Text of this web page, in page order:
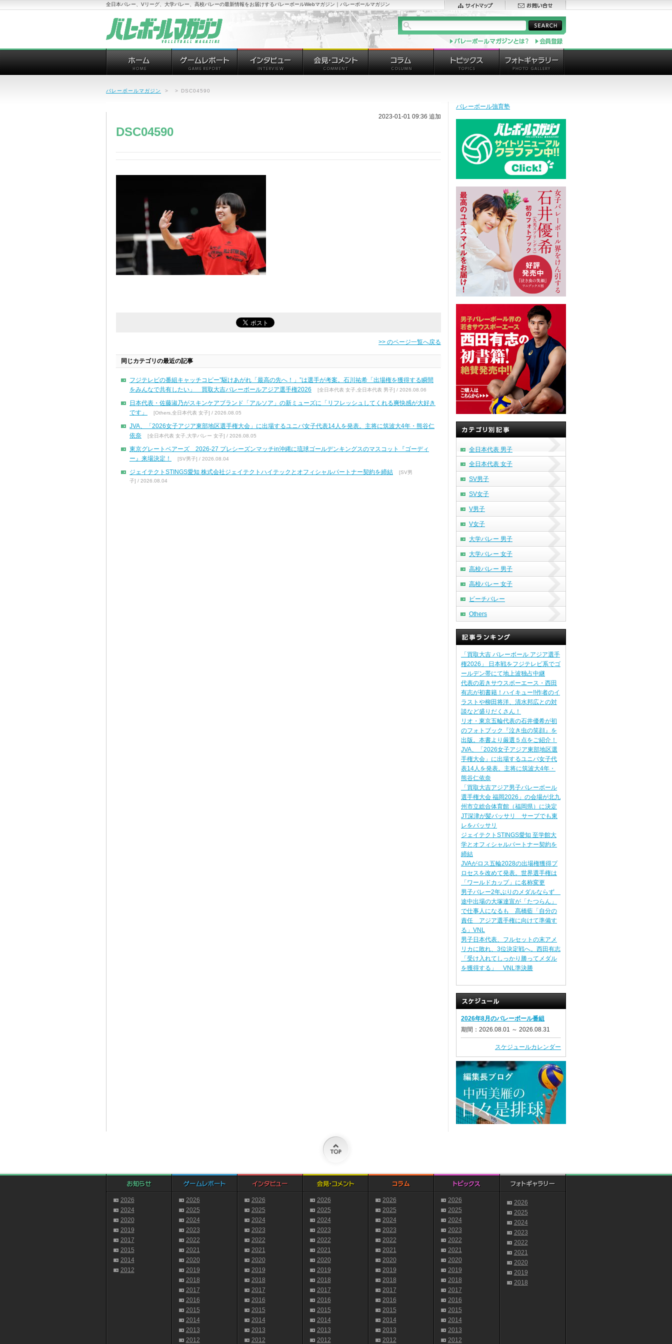
全日本バレー、Vリーグ、大学バレー、高校バレーの最新情報をお届けするバレーボールWebマガジン｜バレーボールマガジン
バレーボールマガジン > > DSC04590
2023-01-01 09:36 追加
DSC04590
>> のページ一覧へ戻る
同じカテゴリの最近の記事
フジテレビの番組キャッチコピー”駆けあがれ「最高の先へ！」”は選手が考案。石川祐希「出場権を獲得する瞬間
をみんなで共有したい」 買取大吉バレーボールアジア選手権2026
[全日本代表 女子,全日本代表 男子] / 2026.08.06
日本代表・佐藤淑乃がスキンケアブランド「アルソア」の新ミューズに「リフレッシュしてくれる爽快感が大好き
です」
[Others,全日本代表 女子] / 2026.08.05
JVA、「2026女子アジア東部地区選手権大会」に出場するユニバ女子代表14人を発表。主将に筑波大4年・熊谷仁
依奈
[全日本代表 女子,大学バレー 女子] / 2026.08.05
東京グレートベアーズ 2026-27 プレシーズンマッチin沖縄に琉球ゴールデンキングスのマスコット『ゴーディ
ー』来場決定！
[SV男子] / 2026.08.04
ジェイテクトSTINGS愛知 株式会社ジェイテクトハイテックとオフィシャルパートナー契約を締結 [SV男
子] / 2026.08.04
バレーボール強育塾
全日本代表 男子
全日本代表 女子
SV男子
SV女子
V男子
V女子
大学バレー 男子
大学バレー 女子
高校バレー 男子
高校バレー 女子
ビーチバレー
Others
「買取大吉 バレーボール アジア選手
権2026」 日本戦をフジテレビ系でゴ
ールデン帯にて地上波独占中継
代表の若きサウスポーエース・西田
有志が初書籍！ハイキュー!!作者のイ
ラストや柳田将洋、清水邦広との対
談など盛りだくさん！
リオ・東京五輪代表の石井優希が初
のフォトブック『泣き虫の笑顔』を
出版。本書より厳選５点をご紹介！
JVA、「2026女子アジア東部地区選
手権大会」に出場するユニバ女子代
表14人を発表。主将に筑波大4年・
熊谷仁依奈
「買取大吉アジア男子バレーボール
選手権大会 福岡2026」の会場が北九
州市立総合体育館（福岡県）に決定
JT深津が髪バッサリ サーブでも東
レをバッサリ
ジェイテクトSTINGS愛知 至学館大
学とオフィシャルパートナー契約を
締結
JVAがロス五輪2028の出場権獲得プ
ロセスを改めて発表。世界選手権は
「ワールドカップ」に名称変更
男子バレー2年ぶりのメダルならず
途中出場の大塚達宣が「たつらん」
で仕事人になるも 髙橋藍「自分の
責任 アジア選手権に向けて準備す
る」VNL
男子日本代表、フルセットの末アメ
リカに敗れ、3位決定戦へ。西田有志
「受け入れてしっかり勝ってメダル
を獲得する」 VNL準決勝
2026年8月のバレーボール番組
期間：2026.08.01 ～ 2026.08.31
スケジュールカレンダー
2026
2024
2020
2019
2017
2015
2014
2012
2026
2025
2024
2023
2022
2021
2020
2019
2018
2017
2016
2015
2014
2013
2012
2026
2025
2024
2023
2022
2021
2020
2019
2018
2017
2016
2015
2014
2013
2012
2026
2025
2024
2023
2022
2021
2020
2019
2018
2017
2016
2015
2014
2013
2012
2026
2025
2024
2023
2022
2021
2020
2019
2018
2017
2016
2015
2014
2013
2012
2026
2025
2024
2023
2022
2021
2020
2019
2018
2017
2016
2015
2014
2013
2012
2026
2025
2024
2023
2022
2021
2020
2019
2018